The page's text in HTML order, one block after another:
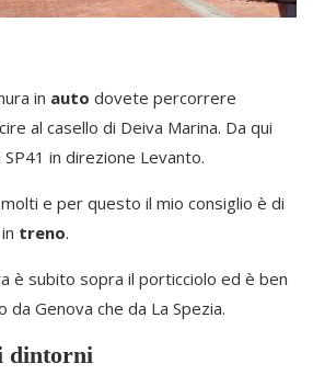
in auto dovete percorrere
al casello di Deiva Marina. Da qui
in direzione Levanto.
e per questo il mio consiglio è di
treno.
è subito sopra il porticciolo ed è ben
da Genova che da La Spezia.
dintorni